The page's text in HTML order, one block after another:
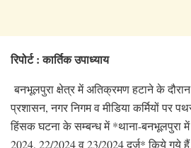
रिपोर्ट : कार्तिक उपाध्याय
बनभूलपुरा क्षेत्र में अतिक्रमण हटाने के दौरान
प्रशासन, नगर निगम व मीडिया कर्मियों पर
हिंसक घटना के सम्बन्ध में *थाना-बनभूलपुरा
2024, 22/2024 व 23/2024 दर्ज* किये गये